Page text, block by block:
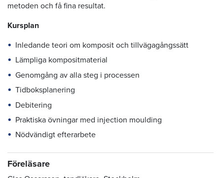
metoden och få fina resultat.
Kursplan
Inledande teori om komposit och tillvägagångssätt
Lämpliga kompositmaterial
Genomgång av alla steg i processen
Tidboksplanering
Debitering
Praktiska övningar med injection moulding
Nödvändigt efterarbete
Föreläsare